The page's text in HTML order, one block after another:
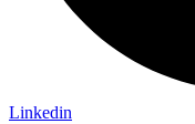
Linkedin